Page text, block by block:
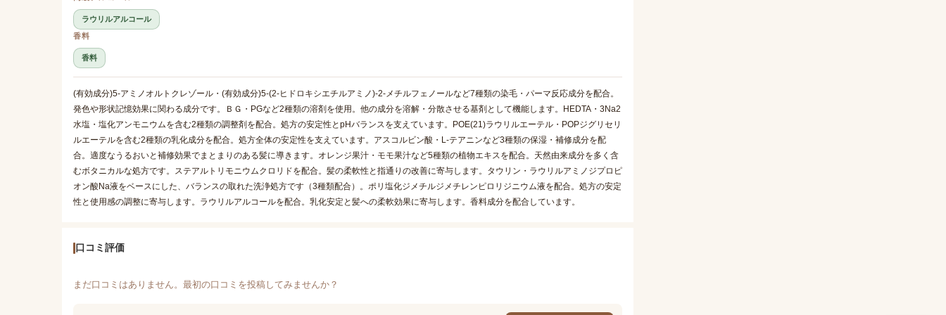
ラウリルアルコール
香料
香料
(有効成分)5-アミノオルトクレゾール・(有効成分)5-(2-ヒドロキシエチルアミノ)-2-メチルフェノールなど7種類の染毛・パーマ反応成分を配合。
発色や形状記憶効果に関わる成分です。ＢＧ・PGなど2種類の溶剤を使用。他の成分を溶解・分散させる基剤として機能します。HEDTA・3Na2
水塩・塩化アンモニウムを含む2種類の調整剤を配合。処方の安定性とpHバランスを支えています。POE(21)ラウリルエーテル・POPジグリセリ
ルエーテルを含む2種類の乳化成分を配合。処方全体の安定性を支えています。アスコルビン酸・L-テアニンなど3種類の保湿・補修成分を配
合。適度なうるおいと補修効果でまとまりのある髪に導きます。オレンジ果汁・モモ果汁など5種類の植物エキスを配合。天然由来成分を多く含
むボタニカルな処方です。ステアルトリモニウムクロリドを配合。髪の柔軟性と指通りの改善に寄与します。タウリン・ラウリルアミノジプロピ
オン酸Na液をベースにした、バランスの取れた洗浄処方です（3種類配合）。ポリ塩化ジメチルジメチレンピロリジニウム液を配合。処方の安定
性と使用感の調整に寄与します。ラウリルアルコールを配合。乳化安定と髪への柔軟効果に寄与します。香料成分を配合しています。
口コミ評価
まだ口コミはありません。最初の口コミを投稿してみませんか？